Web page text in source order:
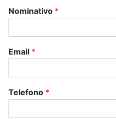
Nominativo *
Email *
Telefono *